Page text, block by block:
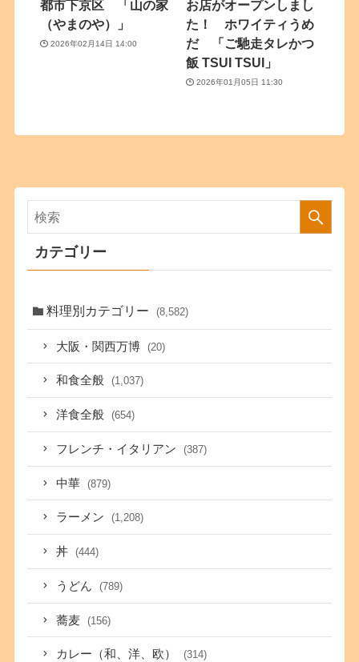
都市下京区 「山の家
（やまのや）」
2026年02月14日 14:00
お店がオープンしまし
た！ ホワイティうめ
だ 「ご馳走タレかつ
飯 TSUI TSUI」
2026年01月05日 11:30
カテゴリー
料理別カテゴリー (8,582)
大阪・関西万博 (20)
和食全般 (1,037)
洋食全般 (654)
フレンチ・イタリアン (387)
中華 (879)
ラーメン (1,208)
丼 (444)
うどん (789)
蕎麦 (156)
カレー（和、洋、欧） (314)